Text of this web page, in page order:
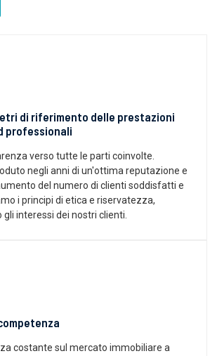
di riferimento delle prestazioni
professionali
verso tutte le parti coinvolte.
negli anni di un'ottima reputazione e
del numero di clienti soddisfatti e
i principi di etica e riservatezza,
interessi dei nostri clienti.
costante sul mercato immobiliare a